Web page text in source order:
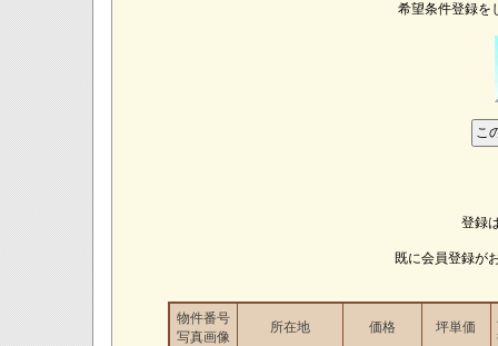
希望条件登録を
登録
既に会員登録が
物件番号
写真画像
所在地 価格 坪単価